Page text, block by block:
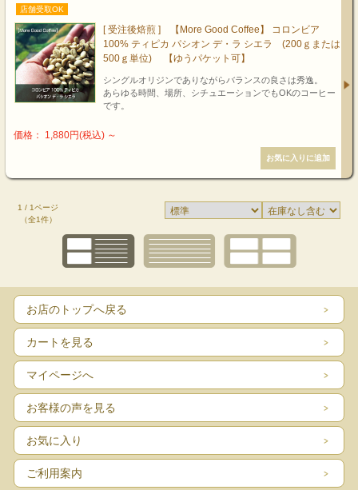
店舗受取OK
[ 受注後焙煎 ] 【More Good Coffee】 コロンビア
100% ティピカ パシオン デ・ラ シエラ (200ｇまたは
500ｇ単位) 【ゆうパケット可】
シングルオリジンでありながらバランスの良さは秀逸。
あらゆる時間、場所、シチュエーションでもOKのコーヒー
です。
価格： 1,880円(税込) ～
1 / 1ページ
（全1件）
お店のトップへ戻る
カートを見る
マイページへ
お客様の声を見る
お気に入り
ご利用案内